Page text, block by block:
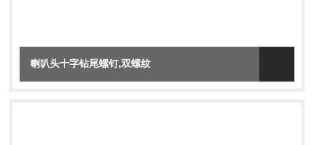
喇叭头十字钻尾螺钉,双螺纹